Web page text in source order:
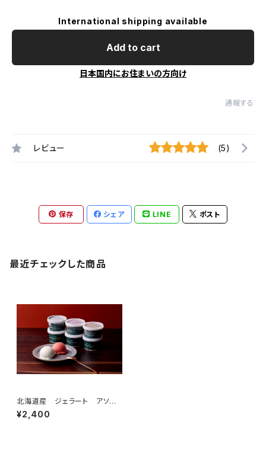
International shipping available
Add to cart
日本国内にお住まいの方向け
通報する
レビュー (5)
保存 シェア LINE ポスト
最近チェックした商品
北海道産 ジェラート アソー
トセット ６個入り
¥2,400